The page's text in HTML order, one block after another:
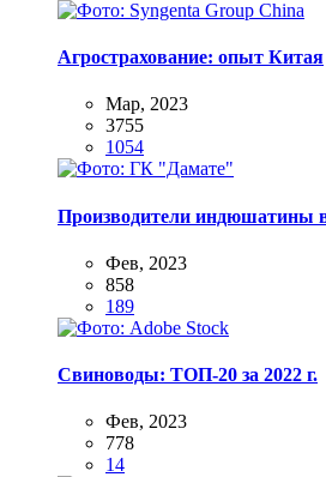
Агрострахование: опыт Китая
Мар, 2023
3755
1054
Производители индюшатины
Фев, 2023
858
189
Свиноводы: ТОП-20 за 2022 г.
Фев, 2023
778
14